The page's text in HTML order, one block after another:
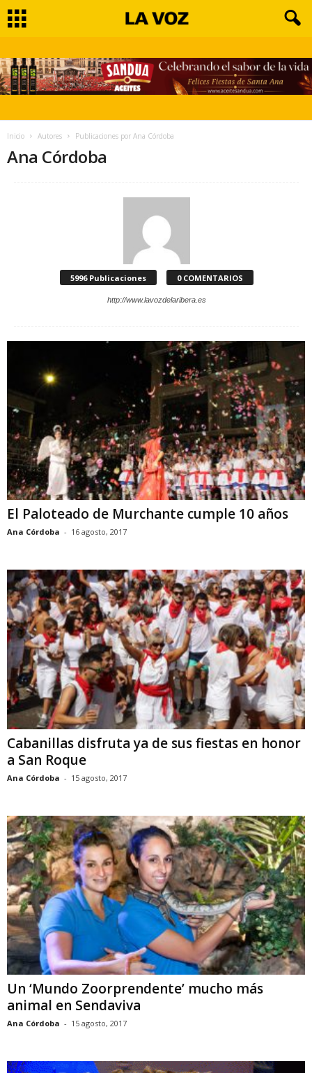
Inicio Autores Publicaciones por Ana Córdoba
Ana Córdoba
5996 Publicaciones 0 COMENTARIOS
http://www.lavozdelaribera.es
El Paloteado de Murchante cumple 10 años
Ana Córdoba - 16 agosto, 2017
Cabanillas disfruta ya de sus fiestas en honor
a San Roque
Ana Córdoba - 15 agosto, 2017
Un ‘Mundo Zoorprendente’ mucho más
animal en Sendaviva
Ana Córdoba - 15 agosto, 2017